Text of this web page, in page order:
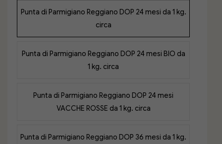
Punta di Parmigiano Reggiano DOP 24 mesi da 1 kg.
circa
Punta di Parmigiano Reggiano DOP 24 mesi BIO da
1 kg. circa
Punta di Parmigiano Reggiano DOP 24 mesi
VACCHE ROSSE da 1 kg. circa
Punta di Parmigiano Reggiano DOP 36 mesi da 1 kg.